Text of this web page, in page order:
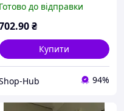
ідеальна модель для
графіт 42-48
Готово до відправки
.90₴
Купити
Hub 94%